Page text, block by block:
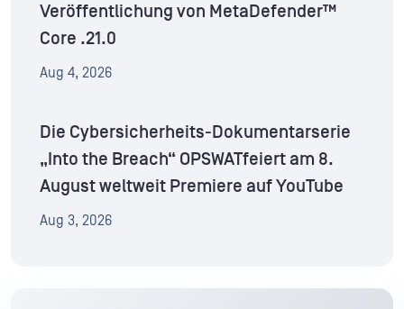
Veröffentlichung von MetaDefender™
Core .21.0
Aug 4, 2026
Die Cybersicherheits-Dokumentarserie
„Into the Breach“ OPSWATfeiert am 8.
August weltweit Premiere auf YouTube
Aug 3, 2026